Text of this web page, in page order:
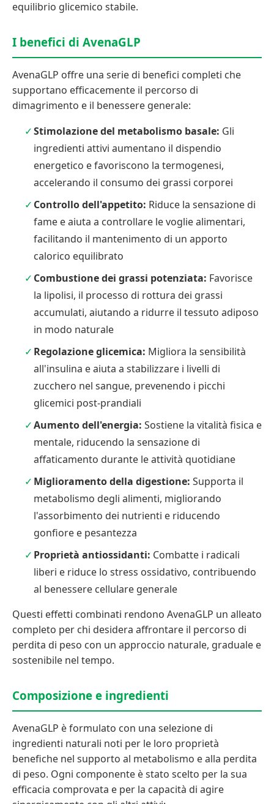
equilibrio glicemico stabile.
I benefici di AvenaGLP
AvenaGLP offre una serie di benefici completi che
supportano efficacemente il percorso di
dimagrimento e il benessere generale:
Stimolazione del metabolismo basale: Gli
ingredienti attivi aumentano il dispendio
energetico e favoriscono la termogenesi,
accelerando il consumo dei grassi corporei
Controllo dell'appetito: Riduce la sensazione di
fame e aiuta a controllare le voglie alimentari,
facilitando il mantenimento di un apporto
calorico equilibrato
Combustione dei grassi potenziata: Favorisce
la lipolisi, il processo di rottura dei grassi
accumulati, aiutando a ridurre il tessuto adiposo
in modo naturale
Regolazione glicemica: Migliora la sensibilità
all'insulina e aiuta a stabilizzare i livelli di
zucchero nel sangue, prevenendo i picchi
glicemici post-prandiali
Aumento dell'energia: Sostiene la vitalità fisica e
mentale, riducendo la sensazione di
affaticamento durante le attività quotidiane
Miglioramento della digestione: Supporta il
metabolismo degli alimenti, migliorando
l'assorbimento dei nutrienti e riducendo
gonfiore e pesantezza
Proprietà antiossidanti: Combatte i radicali
liberi e riduce lo stress ossidativo, contribuendo
al benessere cellulare generale
Questi effetti combinati rendono AvenaGLP un alleato
completo per chi desidera affrontare il percorso di
perdita di peso con un approccio naturale, graduale e
sostenibile nel tempo.
Composizione e ingredienti
AvenaGLP è formulato con una selezione di
ingredienti naturali noti per le loro proprietà
benefiche nel supporto al metabolismo e alla perdita
di peso. Ogni componente è stato scelto per la sua
efficacia comprovata e per la capacità di agire